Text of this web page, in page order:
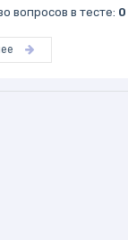
вопросов в тесте: 0